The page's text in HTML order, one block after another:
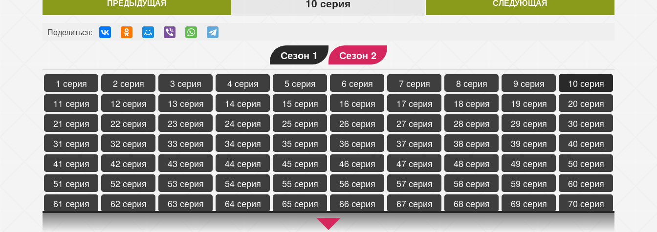
ПРЕДЫДУЩАЯ 10 серия СЛЕДУЮЩАЯ
Поделиться:
Сезон 1 Сезон 2
1 серия 2 серия 3 серия 4 серия 5 серия 6 серия 7 серия 8 серия 9 серия
10 серия
11 серия
12 серия 13 серия 14 серия 15 серия 16 серия 17 серия 18 серия 19 серия
20 серия
21 серия
22 серия 23 серия 24 серия 25 серия 26 серия 27 серия 28 серия 29 серия
30 серия
31 серия
32 серия 33 серия 34 серия 35 серия 36 серия 37 серия 38 серия 39 серия
40 серия
41 серия
42 серия 43 серия 44 серия 45 серия 46 серия 47 серия 48 серия 49 серия
50 серия
51 серия
52 серия 53 серия 54 серия 55 серия 56 серия 57 серия 58 серия 59 серия
60 серия
61 серия
62 серия 63 серия 64 серия 65 серия 66 серия 67 серия 68 серия 69 серия
70 серия
71 серия
72 серия 73 серия 74 серия 75 серия 76 серия 77 серия 78 серия 79 серия
80 серия